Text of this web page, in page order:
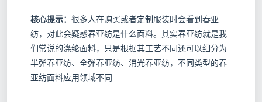
核心提示： 很多人在购买或者定制服装时会看到春亚
纺，对此会疑惑春亚纺是什么面料。其实春亚纺就是我
们常说的涤纶面料，只是根据其工艺不同还可以细分为
半弹春亚纺、全弹春亚纺、消光春亚纺，不同类型的春
亚纺面料应用领域不同